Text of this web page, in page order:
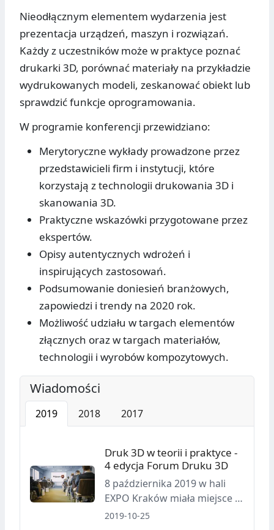
Nieodłącznym elementem wydarzenia jest
prezentacja urządzeń, maszyn i rozwiązań.
Każdy z uczestników może w praktyce poznać
drukarki 3D, porównać materiały na przykładzie
wydrukowanych modeli, zeskanować obiekt lub
sprawdzić funkcje oprogramowania.
W programie konferencji przewidziano:
Merytoryczne wykłady prowadzone przez
przedstawicieli firm i instytucji, które
korzystają z technologii drukowania 3D i
skanowania 3D.
Praktyczne wskazówki przygotowane przez
ekspertów.
Opisy autentycznych wdrożeń i
inspirujących zastosowań.
Podsumowanie doniesień branżowych,
zapowiedzi i trendy na 2020 rok.
Możliwość udziału w targach elementów
złącznych oraz w targach materiałów,
technologii i wyrobów kompozytowych.
Wiadomości
2019 2018 2017
Druk 3D w teorii i praktyce -
4 edycja Forum Druku 3D
8 października 2019 w hali
EXPO Kraków miała miejsce IV
Konferencja Forum Druku 3D.
2019-10-25